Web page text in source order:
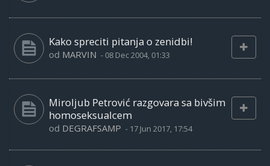
Kako spreciti pitanja o zenidbi!
od MARVIN - 08 Dec 2004, 01:33
Miroljub Petrović razgovara sa bivšim
homoseksualcem
od DEGRAFSAMP - 17 Jun 2017, 17:54